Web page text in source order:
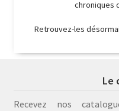
chroniques
Retrouvez-les
Le
Recevez nos